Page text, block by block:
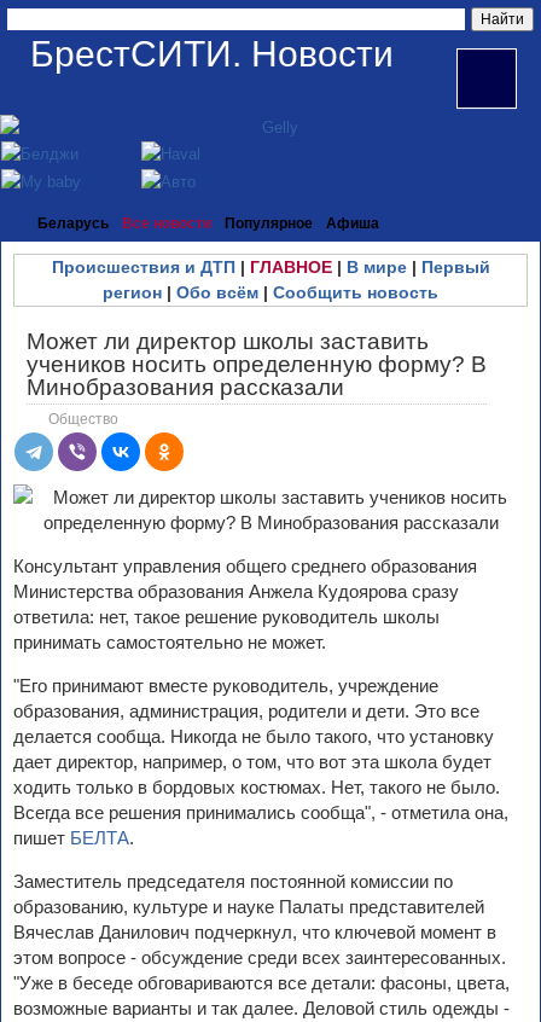
БрестСИТИ. Новости
Беларусь Все новости Популярное Афиша
Происшествия и ДТП| ГЛАВНОЕ| В мире| Первый
регион | Обо всём | Сообщить новость
Может ли директор школы заставить
учеников носить определенную форму? В
Минобразования рассказали
Общество
Консультант управления общего среднего образования
Министерства образования Анжела Кудоярова сразу
ответила: нет, такое решение руководитель школы
принимать самостоятельно не может.
"Его принимают вместе руководитель, учреждение
образования, администрация, родители и дети. Это все
делается сообща. Никогда не было такого, что установку
дает директор, например, о том, что вот эта школа будет
ходить только в бордовых костюмах. Нет, такого не было.
Всегда все решения принимались сообща", - отметила она,
пишет БЕЛТА.
Заместитель председателя постоянной комиссии по
образованию, культуре и науке Палаты представителей
Вячеслав Данилович подчеркнул, что ключевой момент в
этом вопросе - обсуждение среди всех заинтересованных.
"Уже в беседе обговариваются все детали: фасоны, цвета,
возможные варианты и так далее. Деловой стиль одежды -